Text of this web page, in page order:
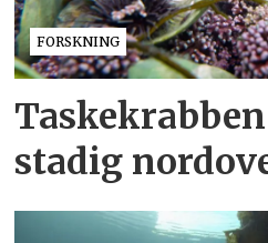
FORSKNING
stadig